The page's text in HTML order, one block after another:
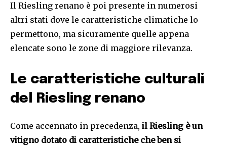
Il Riesling renano è poi presente in numerosi
altri stati dove le caratteristiche climatiche lo
permettono, ma sicuramente quelle appena
elencate sono le zone di maggiore rilevanza.
Le caratteristiche culturali
del Riesling renano
Come accennato in precedenza, il Riesling è un
vitigno dotato di caratteristiche che ben si